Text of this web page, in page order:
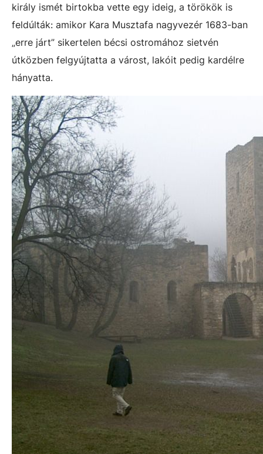
király ismét birtokba vette egy ideig, a törökök is
feldúlták: amikor Kara Musztafa nagyvezér 1683-ban
„erre járt” sikertelen bécsi ostromához sietvén
útközben felgyújtatta a várost, lakóit pedig kardélre
hányatta.